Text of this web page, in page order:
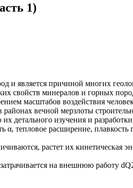
1)
и является причиной многих
свойств минералов и горных
масштабов воздействия
вечной мерзлоты
детального изучения и
тепловое расширение, плавкость
растет их кинетическая
на внешнюю работу